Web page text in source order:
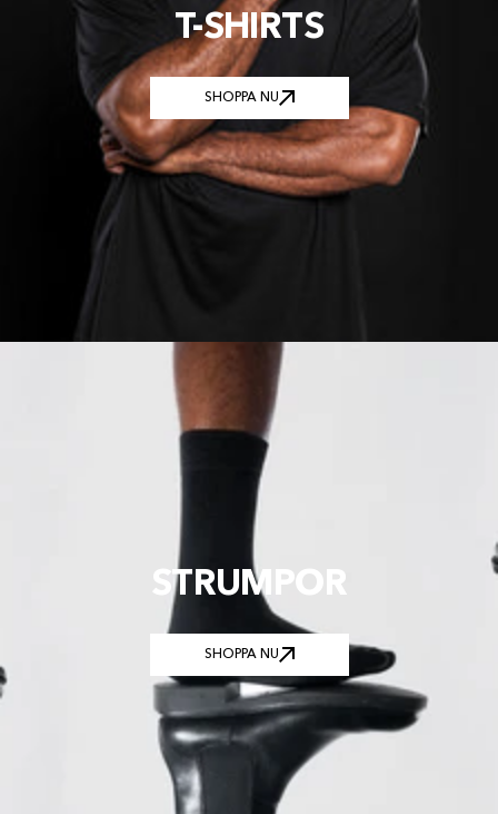
T-SHIRTS
SHOPPA NU
STRUMPOR
SHOPPA NU